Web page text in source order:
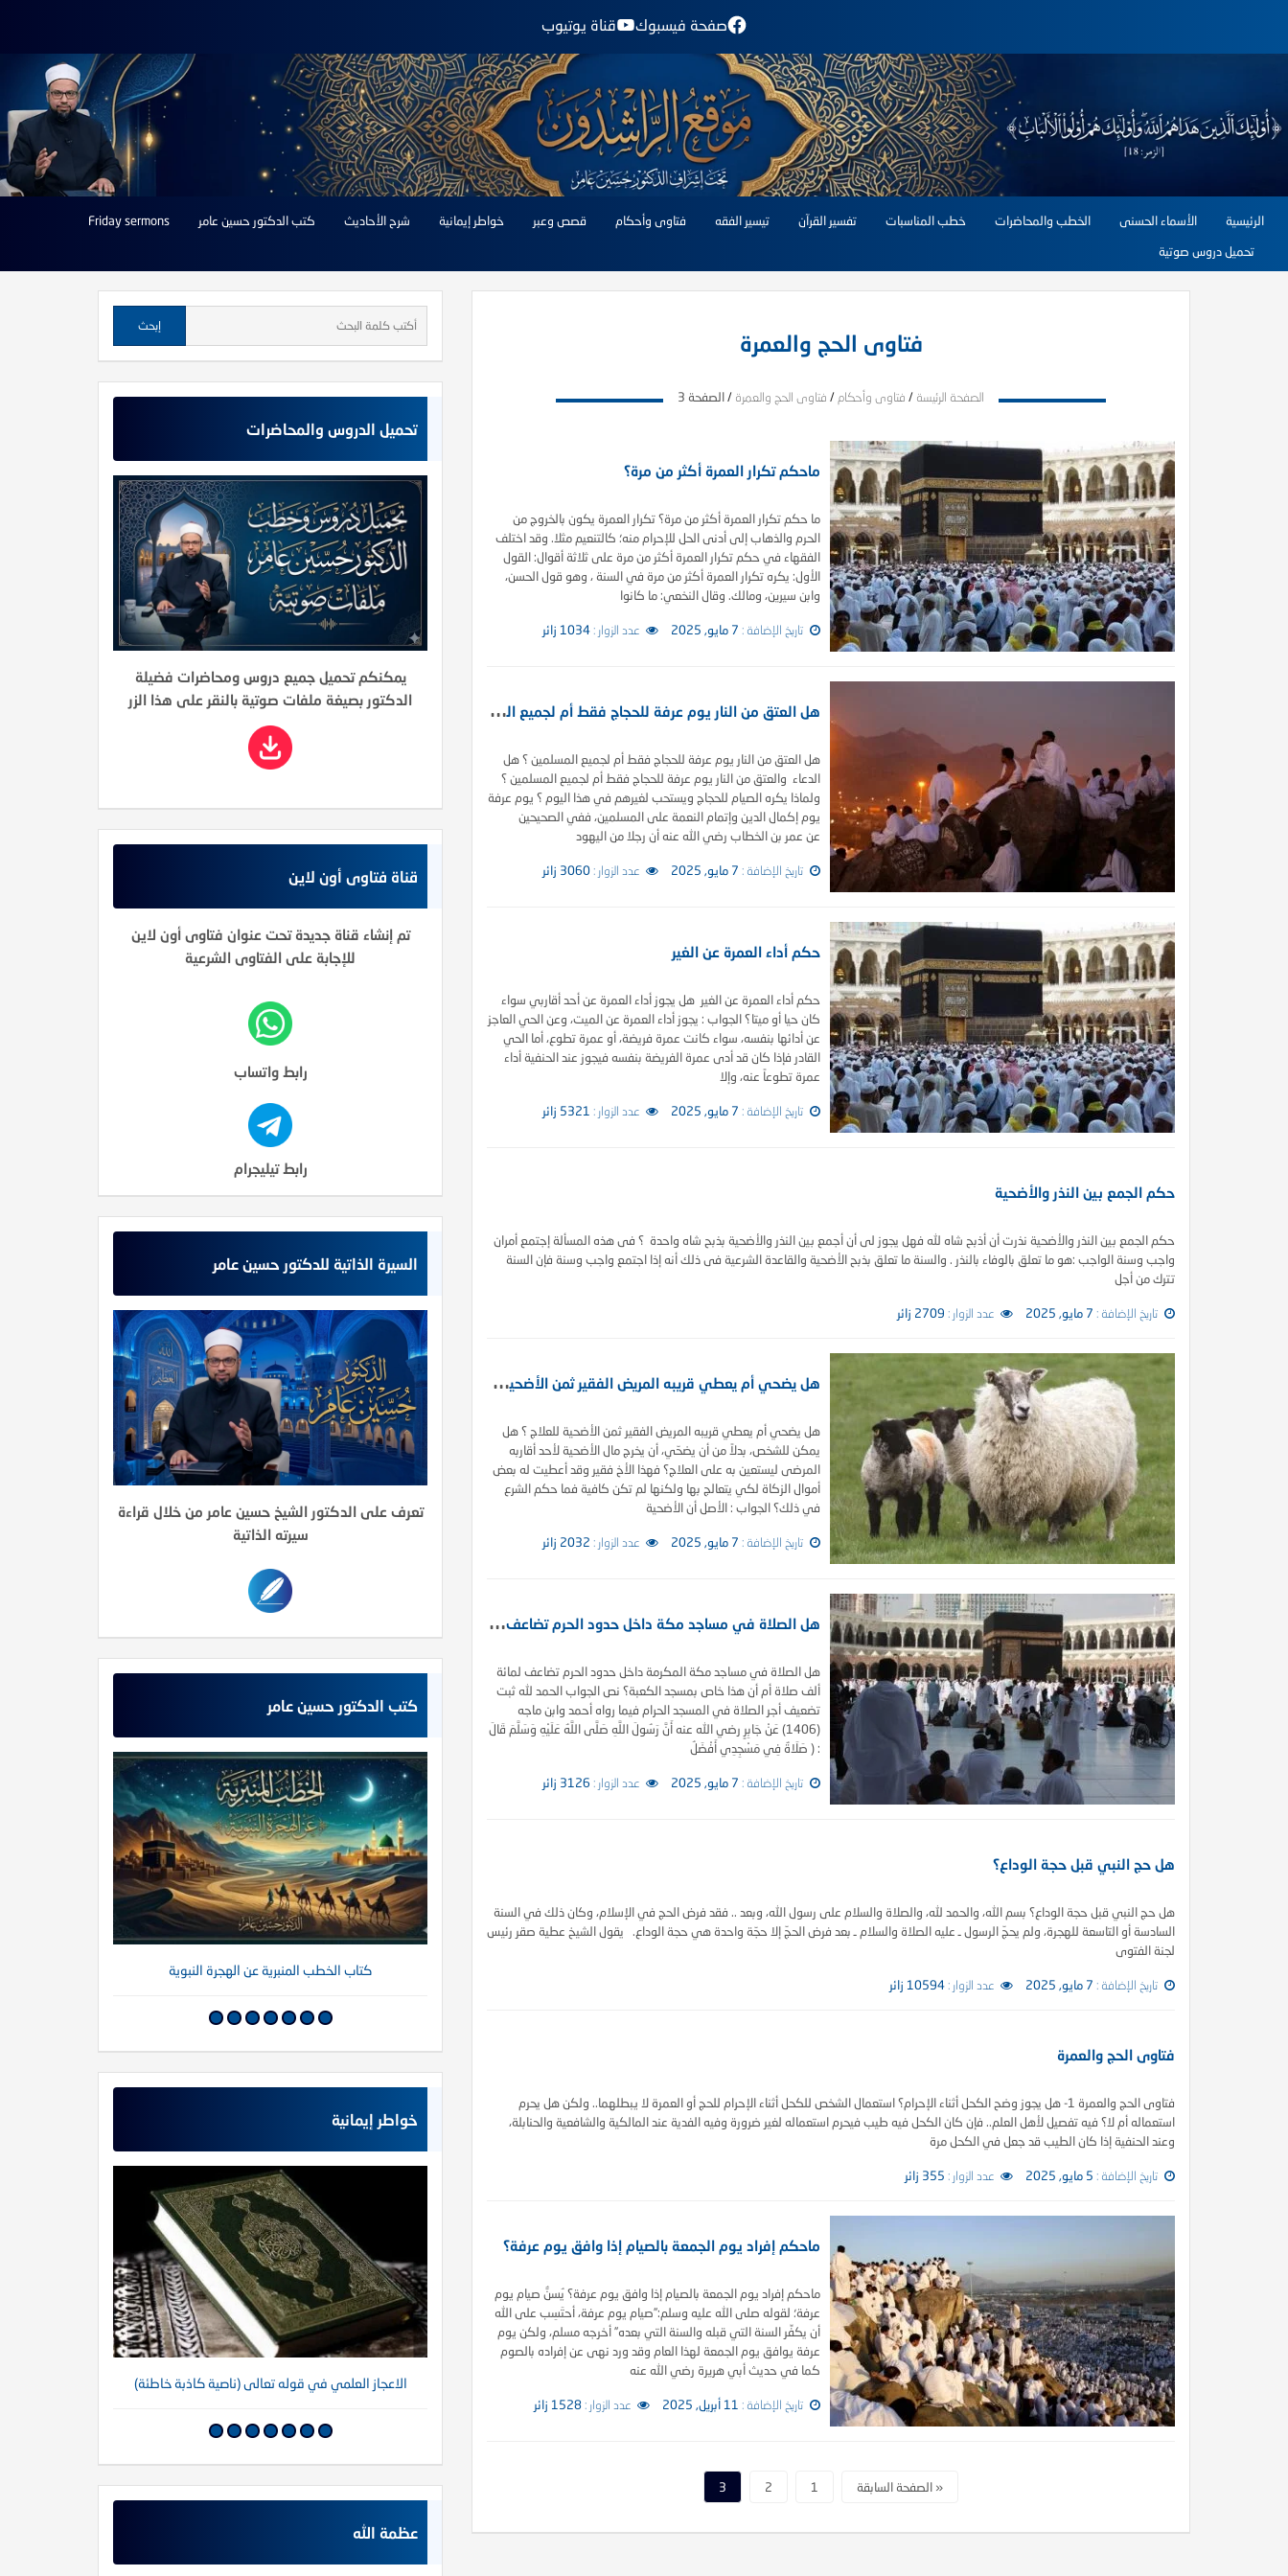
صفحة فيسبوك قناة يوتيوب
الرئيسية الأسماء الحسنى الخطب والمحاضرات خطب المناسبات تفسير القرآن تيسير الفقه فتاوى وأحكام قصص وعبر خواطر إيمانية شرح الأحاديث كتب الدكتور حسين عامر
Friday sermons
تحميل دروس صوتية
فتاوى الحج والعمرة
الصفحة الرئيسة / فتاوى وأحكام / فتاوى الحج والعمرة /الصفحة 3
ماحكم تكرار العمرة أكثر من مرة؟
ما حكم تكرار العمرة أكثر من مرة؟ تكرار العمرة يكون بالخروج من
الحرم والذهاب إلى أدنى الحل للإحرام منه؛ كالتنعيم مثلا. وقد اختلف
الفقهاء في حكم تكرار العمرة أكثر من مرة على ثلاثة أقوال: القول
الأول: يكره تكرار العمرة أكثر من مرة في السنة ، وهو قول الحسن،
وابن سيرين، ومالك. وقال النخعي: ما كانوا
تاريخ الإضافة : 7 مايو, 2025 عدد الزوار :1034 زائر
ه
ل العتق من النار يوم عرفة للحجاج فقط أم لجميع المسلمين ؟
هل العتق من النار يوم عرفة للحجاج فقط أم لجميع المسلمين ؟ هل
الدعاء والعتق من النار يوم عرفة للحجاج فقط أم لجميع المسلمين ؟
ولماذا يكره الصيام للحجاج ويستحب لغيرهم في هذا اليوم ؟ يوم عرفة
يوم إكمال الدين وإتمام النعمة على المسلمين، ففي الصحيحين
عن عمر بن الخطاب رضي الله عنه أن رجلا من اليهود
تاريخ الإضافة : 7 مايو, 2025 عدد الزوار :3060 زائر
حكم أداء العمرة عن الغير
حكم أداء العمرة عن الغير هل يجوز أداء العمرة عن أحد أقاربي سواء
كان حيا أو ميتا؟ الجواب : يجوز أداء العمرة عن الميت، وعن الحي العاجز
عن أدائها بنفسه، سواء كانت عمرة فريضة، أو عمرة تطوع، أما الحي
القادر فإذا كان قد أدى عمرة الفريضة بنفسه فيجوز عند الحنفية أداء
عمرة تطوعاً عنه، وإلا
تاريخ الإضافة : 7 مايو, 2025 عدد الزوار : 5321 زائر
حكم الجمع بين النذر والأضحية
حكم الجمع بين النذر والأضحية نذرت أن أذبح شاه لله فهل يجوز لى أن أجمع بين النذر والأضحية بذبح شاه واحدة ؟ فى هذه المسألة إجتمع أمران
واجب وسنة الواجب :هو ما تعلق بالوفاء بالنذر . والسنة ما تعلق بذبح الأضحية والقاعدة الشرعية فى ذلك أنه إذا اجتمع واجب وسنة فإن السنة
تترك من أجل
تاريخ الإضافة : 7 مايو, 2025 عدد الزوار : 2709 زائر
ه
ل يضحي أم يعطي قريبه المريض الفقير ثمن الأضحية للعلاج ؟
هل يضحي أم يعطي قريبه المريض الفقير ثمن الأضحية للعلاج ؟ هل
يمكن للشخص، بدلاً من أن يضحّي، أن يخرج مال الأضحية لأحد أقاربه
المرضى ليستعين به على العلاج؟ فهذا الأخ فقير وقد أعطيت له بعض
أموال الزكاة لكي يتعالج بها ولكنها لم تكن كافية فما حكم الشرع
في ذلك؟ الجواب : الأصل أن الأضحية
تاريخ الإضافة : 7 مايو, 2025 عدد الزوار : 2032 زائر
ه
ل الصلاة في مساجد مكة داخل حدود الحرم تضاعف لمائة ألف صلاة
هل الصلاة في مساجد مكة المكرمة داخل حدود الحرم تضاعف لمائة
ألف صلاة أم أن هذا خاص بمسجد الكعبة؟ نص الجواب الحمد لله ثبت
تضعيف أجر الصلاة في المسجد الحرام فيما رواه أحمد وابن ماجه
(1406) عَنْ جَابِرٍ رضي الله عنه أَنَّ رَسُولَ اللَّهِ صَلَّى اللَّهُ عَلَيْهِ وَسَلَّمَ قَالَ
: ( صَلَاةٌ فِي مَسْجِدِي أَفْضَلُ
تاريخ الإضافة : 7 مايو, 2025 عدد الزوار : 3126 زائر
هل حج النبي قبل حجة الوداع؟
هل حج النبي قبل حجة الوداع؟ بسم الله، والحمد لله، والصلاة والسلام على رسول الله، وبعد .. فقد فرض الحج في الإسلام، وكان ذلك في السنة
السادسة أو التاسعة للهجرة، ولم يحجّ الرسول ـ عليه الصلاة والسلام ـ بعد فرض الحجّ إلا حجّة واحدة هي حجة الوداع. يقول الشيخ عطية صقر رئيس
لجنة الفتوى
تاريخ الإضافة : 7 مايو, 2025 عدد الزوار :10594 زائر
فتاوى الحج والعمرة
فتاوى الحج والعمرة 1- هل يجوز وضح الكحل أثناء الإحرام؟ استعمال الشخص للكحل أثناء الإحرام للحج أو العمرة لا يبطلهما.. ولكن هل يحرم
استعماله أم لا؟ فيه تفصيل لأهل العلم.. فإن كان الكحل فيه طيب فيحرم استعماله لغير ضرورة وفيه الفدية عند المالكية والشافعية والحنابلة،
وعند الحنفية إذا كان الطيب قد جعل في الكحل مرة
تاريخ الإضافة : 5 مايو, 2025 عدد الزوار : 355 زائر
ماحكم إفراد يوم الجمعة بالصيام إذا وافق يوم عرفة؟
ماحكم إفراد يوم الجمعة بالصيام إذا وافق يوم عرفة؟ يُسنُّ صيام يوم
عرفة؛ لقوله صلى الله عليه وسلم:”صيام يوم عرفة، أحتَسِب على الله
أن يكفِّر السنة التي قبله والسنة التي بعده” أخرجه مسلم، ولكن يوم
عرفة يوافق يوم الجمعة لهذا العام وقد ورد نهى عن إفراده بالصوم
كما في حديث أبي هريرة رضي الله عنه
تاريخ الإضافة : 11 أبريل, 2025 عدد الزوار :1528 زائر
« الصفحة السابقة 1
2
3
تحميل الدروس والمحاضرات
يمكنكم تحميل جميع دروس ومحاضرات فضيلة
الدكتور بصيغة ملفات صوتية بالنقر على هذا الزر
قناة فتاوى أون لاين
تم إنشاء قناة جديدة تحت عنوان فتاوى أون لاين
للإجابة على الفتاوى الشرعية
رابط واتساب
رابط تيليجرام
السيرة الذاتية للدكتور حسين عامر
تعرف على الدكتور الشيخ حسين عامر من خلال قراءة
سيرته الذاتية
كتب الدكتور حسين عامر
كتاب الخطب المنبرية عن الهجرة النبوية
خواطر إيمانية
الميزان د. محمد عبد المنعم أما القــرونُ فإنهــا لأبيكِ الاعجاز العلمي في قوله تعالى (ناصية كاذبة خاطئة)
عظمة الله